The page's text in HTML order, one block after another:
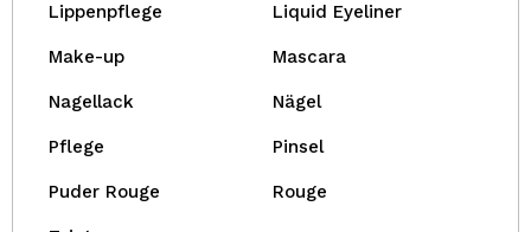
Lippenpflege Liquid Eyeliner
Make-up Mascara
Nagellack Nägel
Pflege Pinsel
Puder Rouge Rouge